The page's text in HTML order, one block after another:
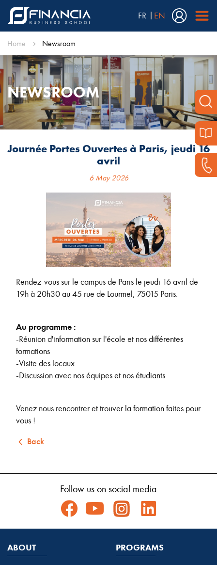
FR EN
Home Newsroom
NEWSROOM
Journée Portes Ouvertes à Paris, jeudi 16
avril
6 May 2026
Rendez-vous sur le campus de Paris le jeudi 16 avril de
19h à 20h30 au 45 rue de Lourmel, 75015 Paris.
Au programme :
-Réunion d'information sur l'école et nos différentes
formations
-Visite des locaux
-Discussion avec nos équipes et nos étudiants
Venez nous rencontrer et trouver la formation faites pour
vous !
Back
Follow us on social media
ABOUT PROGRAMS